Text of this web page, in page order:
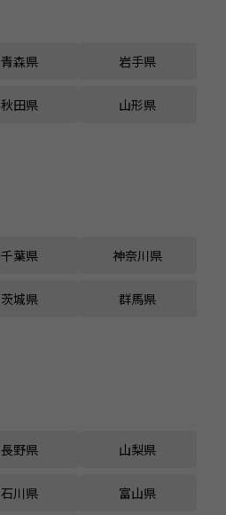
青森県 岩手県
秋田県 山形県
千葉県 神奈川県
茨城県 群馬県
長野県 山梨県
石川県 富山県